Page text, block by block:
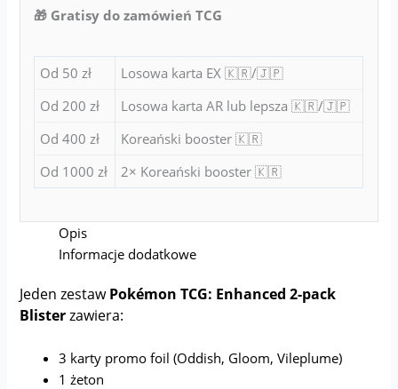
🎁 Gratisy do zamówień TCG
Od 50 zł
Losowa karta EX 🇰🇷/🇯🇵
Od 200 zł
Losowa karta AR lub lepsza 🇰🇷/🇯🇵
Od 400 zł
Koreański booster 🇰🇷
Od 1000 zł
2× Koreański booster 🇰🇷
Opis
Informacje dodatkowe
Jeden zestawPokémon TCG: Enhanced 2-pack
Blisterzawiera:
3 karty promo foil (Oddish, Gloom, Vileplume)
1 żeton